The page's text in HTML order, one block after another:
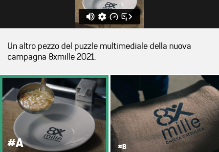
Un altro pezzo del puzzle multimediale della nuova
campagna 8xmille 2021.
#A #B